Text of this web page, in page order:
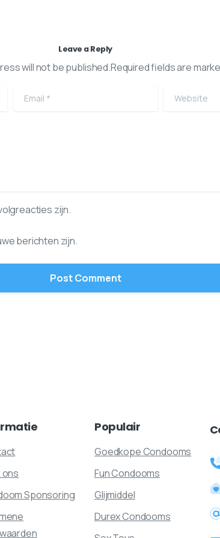
Leave a Reply
will not be published.Required fields are
Email Website
zijn.
berichten zijn.
ons
Sponsoring
Populair
Goedkope Condooms
Fun Condooms
Glijmiddel
Durex Condooms